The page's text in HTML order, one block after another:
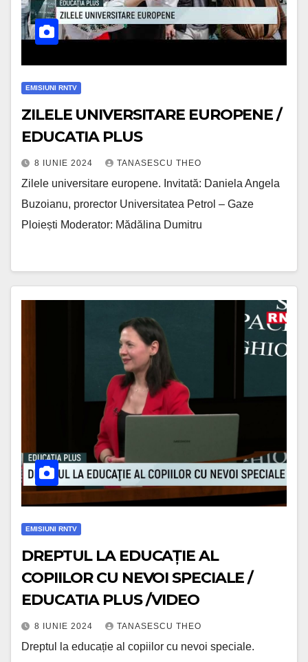
EMISIUNI RNTV
ZILELE UNIVERSITARE EUROPENE /
EDUCATIA PLUS
8 IUNIE 2024 TANASESCU THEO
Zilele universitare europene. Invitată: Daniela Angela
Buzoianu, prorector Universitatea Petrol – Gaze
Ploiești Moderator: Mădălina Dumitru
EMISIUNI RNTV
DREPTUL LA EDUCAȚIE AL
COPIILOR CU NEVOI SPECIALE /
EDUCATIA PLUS /VIDEO
8 IUNIE 2024 TANASESCU THEO
Dreptul la educație al copiilor cu nevoi speciale.